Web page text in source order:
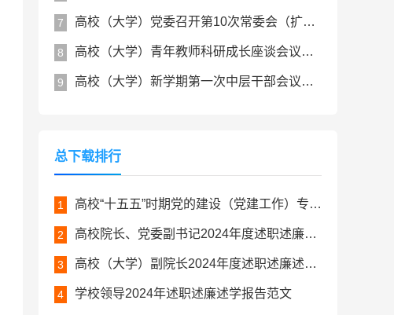
7 高校（大学）党委召开第10次常委会（扩大）会议纪要
8 高校（大学）青年教师科研成长座谈会议纪要
9 高校（大学）新学期第一次中层干部会议纪要
总下载排行
1 高校“十五五”时期党的建设（党建工作）专项规划
2 高校院长、党委副书记2024年度述职述廉述学工作报告
3 高校（大学）副院长2024年度述职述廉述学报告
4 学校领导2024年述职述廉述学报告范文